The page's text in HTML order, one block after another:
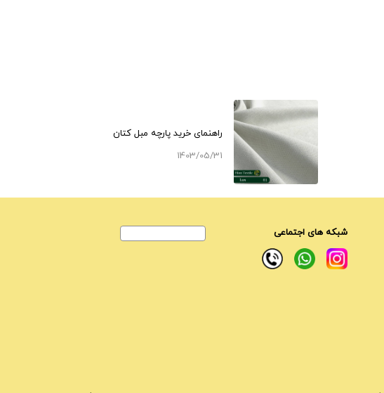
راهنمای خرید پارچه مبل کتان
1403/05/31
شبکه های اجتماعی